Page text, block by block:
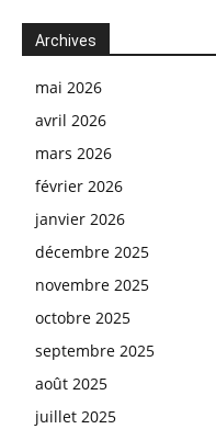
Archives
mai 2026
avril 2026
mars 2026
février 2026
janvier 2026
décembre 2025
novembre 2025
octobre 2025
septembre 2025
août 2025
juillet 2025